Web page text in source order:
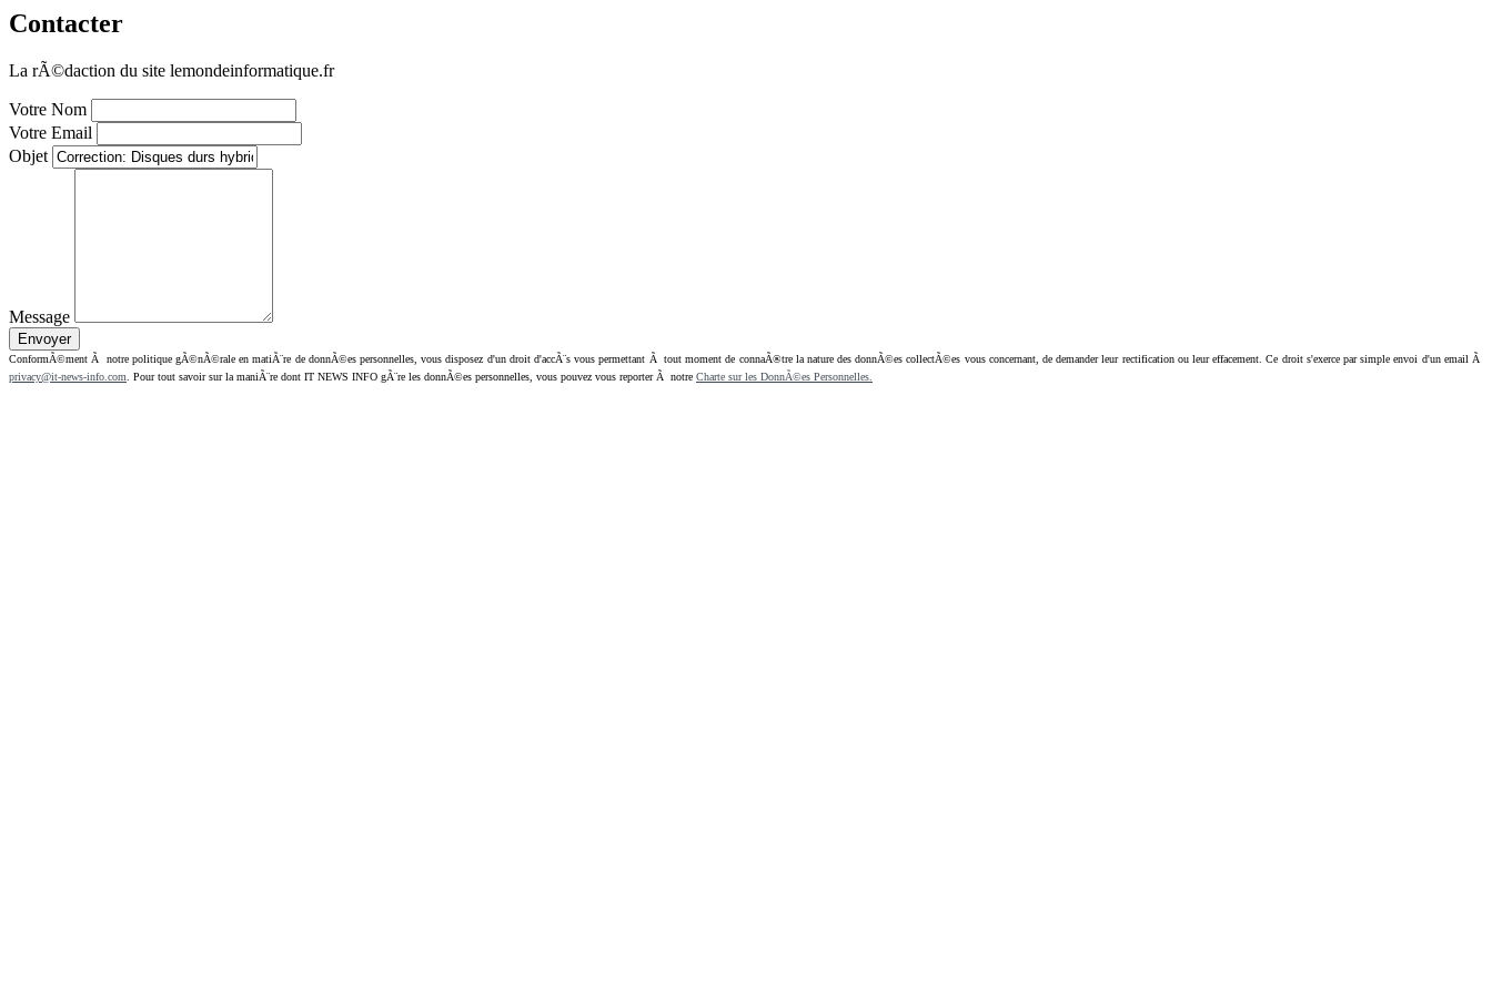
Contacter
La rÃ©daction du site lemondeinformatique.fr
Votre Nom
Votre Email
Objet
Message
ConformÃ©ment Ã notre politique gÃ©nÃ©rale en matiÃ¨re de donnÃ©es personnelles, vous disposez d'un droit d'accÃ¨s vous permettant Ã tout moment de connaÃ®tre la nature des donnÃ©es collectÃ©es vous concernant, de demander leur rectification ou leur effacement. Ce droit s'exerce par simple envoi d'un email Ã
privacy@it-news-info.com . Pour tout savoir sur la maniÃ¨re dont IT NEWS INFO gÃ¨re les donnÃ©es personnelles, vous pouvez vous reporter Ã notre Charte sur les DonnÃ©es Personnelles.